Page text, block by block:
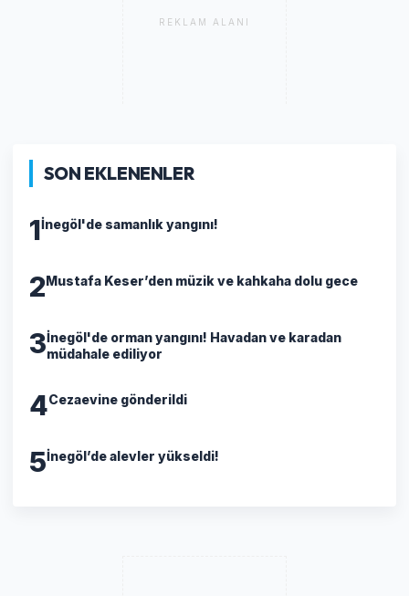
REKLAM ALANI
SON EKLENENLER
1İnegöl'de samanlık yangını!
2Mustafa Keser’den müzik ve kahkaha dolu gece
3İnegöl'de orman yangını! Havadan ve karadan
müdahale ediliyor
4Cezaevine gönderildi
5İnegöl’de alevler yükseldi!